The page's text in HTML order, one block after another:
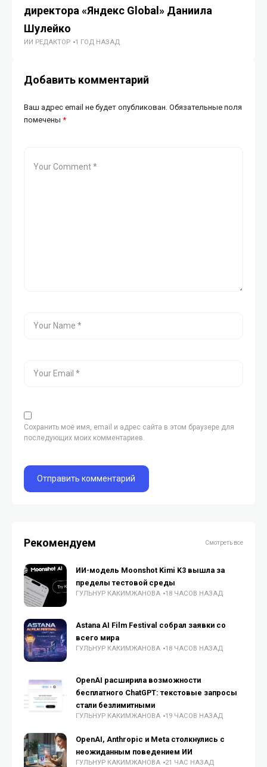
директора «Яндекс Global» Даниила
Шулейко
ИИ РЕДАКТОР 1 ГОД НАЗАД
Добавить комментарий
Ваш адрес email не будет опубликован. Обязательные поля
помечены *
Сохранить моё имя, email и адрес сайта в этом браузере для
последующих моих комментариев.
Рекомендуем Смотреть все
ИИ-модель Moonshot Kimi K3 вышла за
пределы тестовой среды
ГУЛЬНУР КАКИМЖАНОВА 18 ЧАСОВ НАЗАД
Astana AI Film Festival собрал заявки со
всего мира
ГУЛЬНУР КАКИМЖАНОВА 18 ЧАСОВ НАЗАД
OpenAI расширила возможности
бесплатного ChatGPT: текстовые запросы
стали безлимитными
ГУЛЬНУР КАКИМЖАНОВА 19 ЧАСОВ НАЗАД
OpenAI, Anthropic и Meta столкнулись с
неожиданным поведением ИИ
ГУЛЬНУР КАКИМЖАНОВА 21 ЧАС НАЗАД